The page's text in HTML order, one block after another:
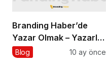
Branding Haber’de
Yazar Olmak – Yazarlık
Başvurusu Başladı!
Blog 10 ay önce